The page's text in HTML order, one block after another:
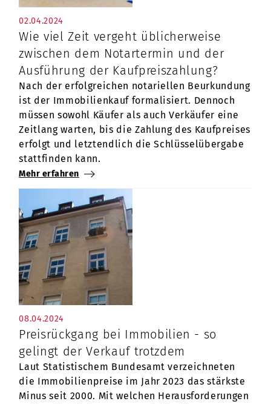
02.04.2024
Wie viel Zeit vergeht üblicherweise
zwischen dem Notartermin und der
Ausführung der Kaufpreiszahlung?
Nach der erfolgreichen notariellen Beurkundung
ist der Immobilienkauf formalisiert. Dennoch
müssen sowohl Käufer als auch Verkäufer eine
Zeitlang warten, bis die Zahlung des Kaufpreises
erfolgt und letztendlich die Schlüsselübergabe
stattfinden kann.
Mehr erfahren
08.04.2024
Preisrückgang bei Immobilien - so
gelingt der Verkauf trotzdem
Laut Statistischem Bundesamt verzeichneten
die Immobilienpreise im Jahr 2023 das stärkste
Minus seit 2000. Mit welchen Herausforderungen